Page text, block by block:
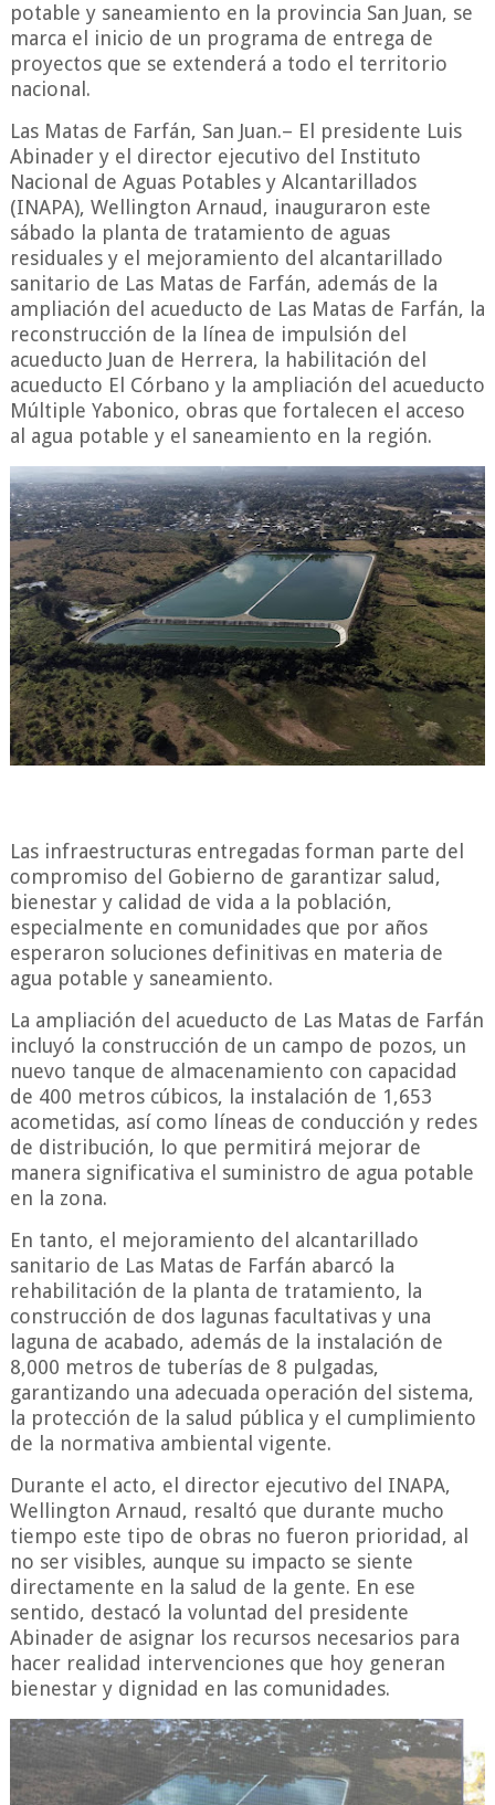
potable y saneamiento en la provincia San Juan, se
marca el inicio de un programa de entrega de
proyectos que se extenderá a todo el territorio
nacional.
Las Matas de Farfán, San Juan.– El presidente Luis
Abinader y el director ejecutivo del Instituto
Nacional de Aguas Potables y Alcantarillados
(INAPA), Wellington Arnaud, inauguraron este
sábado la planta de tratamiento de aguas
residuales y el mejoramiento del alcantarillado
sanitario de Las Matas de Farfán, además de la
ampliación del acueducto de Las Matas de Farfán, la
reconstrucción de la línea de impulsión del
acueducto Juan de Herrera, la habilitación del
acueducto El Córbano y la ampliación del acueducto
Múltiple Yabonico, obras que fortalecen el acceso
al agua potable y el saneamiento en la región.
Las infraestructuras entregadas forman parte del
compromiso del Gobierno de garantizar salud,
bienestar y calidad de vida a la población,
especialmente en comunidades que por años
esperaron soluciones definitivas en materia de
agua potable y saneamiento.
La ampliación del acueducto de Las Matas de Farfán
incluyó la construcción de un campo de pozos, un
nuevo tanque de almacenamiento con capacidad
de 400 metros cúbicos, la instalación de 1,653
acometidas, así como líneas de conducción y redes
de distribución, lo que permitirá mejorar de
manera significativa el suministro de agua potable
en la zona.
En tanto, el mejoramiento del alcantarillado
sanitario de Las Matas de Farfán abarcó la
rehabilitación de la planta de tratamiento, la
construcción de dos lagunas facultativas y una
laguna de acabado, además de la instalación de
8,000 metros de tuberías de 8 pulgadas,
garantizando una adecuada operación del sistema,
la protección de la salud pública y el cumplimiento
de la normativa ambiental vigente.
Durante el acto, el director ejecutivo del INAPA,
Wellington Arnaud, resaltó que durante mucho
tiempo este tipo de obras no fueron prioridad, al
no ser visibles, aunque su impacto se siente
directamente en la salud de la gente. En ese
sentido, destacó la voluntad del presidente
Abinader de asignar los recursos necesarios para
hacer realidad intervenciones que hoy generan
bienestar y dignidad en las comunidades.